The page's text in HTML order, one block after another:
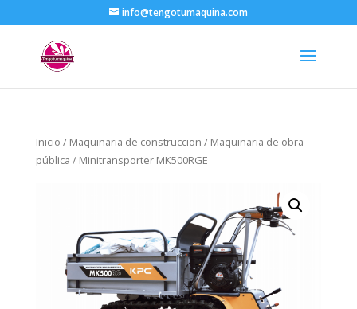
info@tengotumaquina.com
Inicio / Maquinaria de construccion / Maquinaria de obra
pública / Minitransporter MK500RGE